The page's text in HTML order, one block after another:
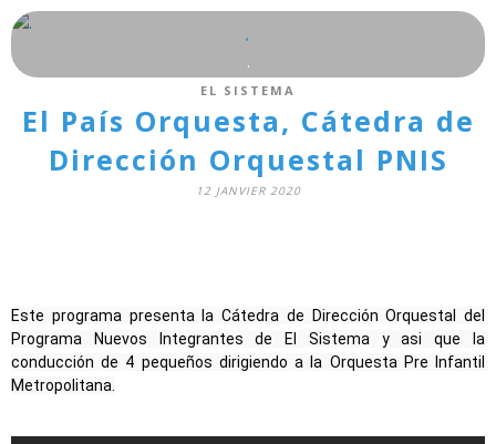
.
.
EL SISTEMA
El País Orquesta, Cátedra de
Dirección Orquestal PNIS
12 JANVIER 2020
Este programa presenta la Cátedra de Dirección Orquestal del
Programa Nuevos Integrantes de El Sistema y asi que la
conducción de 4 pequeños dirigiendo a la Orquesta Pre Infantil
Metropolitana.